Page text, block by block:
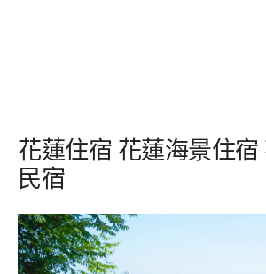
花蓮住宿 花蓮海景住
民宿